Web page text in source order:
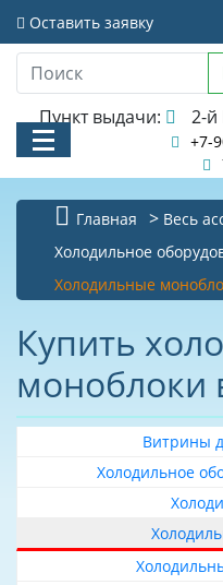
Оставить заявку
Пункт выдачи: 2-й
+7-
КАТАЛОГ
АКЦИИ И РАСПРОДАЖИ
УСЛУГИ
БИБЛИОТЕКА
НОВОСТИ
КОНТАКТЫ
Главная
Весь
Холодильное
Холодильные
Купить
моноблоки
Витрины
Холодильное
Фильтр
Очистить фильтр
Стоимость
Бренд
Polair
Sar
lider
polair
technoblock
zanotti
Холодильные